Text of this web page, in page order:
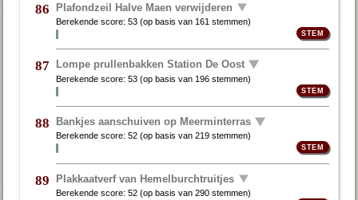
86 Plafondzeil Halve Maen verwijderen
Berekende score:53 (op basis van 161 stemmen)
87 Lompe prullenbakken Station De Oost
Berekende score:53 (op basis van 196 stemmen)
88 Bankjes aanschuiven op Meerminterras
Berekende score:52 (op basis van219 stemmen)
89 Plakkaatverf van Hemelburchtruitjes
Berekende score:52 (op basis van290 stemmen)